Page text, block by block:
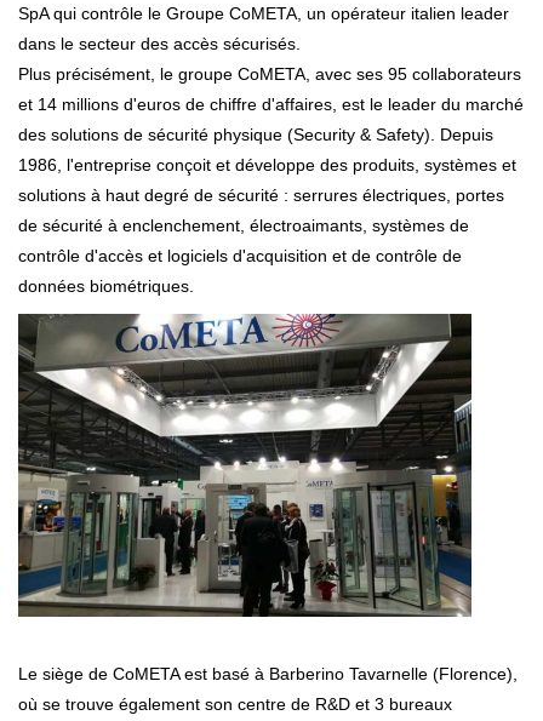
SpA qui contrôle le Groupe CoMETA, un opérateur italien leader
dans le secteur des accès sécurisés.
Plus précisément, le groupe CoMETA, avec ses 95 collaborateurs
et 14 millions d'euros de chiffre d'affaires, est le leader du marché
des solutions de sécurité physique (Security & Safety). Depuis
1986, l'entreprise conçoit et développe des produits, systèmes et
solutions à haut degré de sécurité : serrures électriques, portes
de sécurité à enclenchement, électroaimants, systèmes de
contrôle d'accès et logiciels d'acquisition et de contrôle de
données biométriques.
Le siège de CoMETA est basé à Barberino Tavarnelle (Florence),
où se trouve également son centre de R&D et 3 bureaux